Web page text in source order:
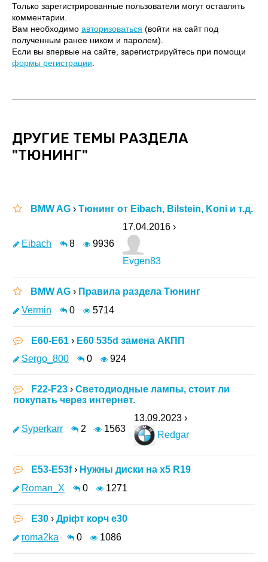
Только зарегистрированные пользователи могут оставлять
комментарии.
Вам необходимо авторизоваться (войти на сайт под
полученным ранее ником и паролем).
Если вы впервые на сайте, зарегистрируйтесь при помощи
формы регистрации
ДРУГИЕ ТЕМЫ РАЗДЕЛА
"ТЮНИНГ"
BMW AG › Тюнинг от Eibach, Bilstein, Koni и т.д.
Eibach 8 9936
17.04.2016 ›
Evgen83
BMW AG › Правила раздела Тюнинг
Vermin
0 5714
E60-E61 › E60 535d замена АКПП
Sergo_800
0 924
F22-F23 › Светодиодные лампы, стоит ли
покупать через интернет.
Syperkarr 2 1563
13.09.2023 ›
Redgar
E53-E53f› Нужны диски на х5 R19
Roman_X
0 1271
E30 › Дріфт корч е30
roma2ka
0 1086